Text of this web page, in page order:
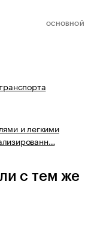
ОСНОВНОЙ
и легкими
с тем же